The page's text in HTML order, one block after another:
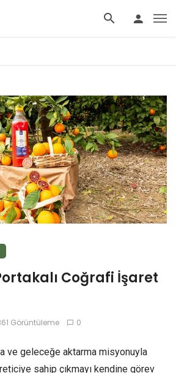
Coğrafi İşaret
Görüntüleme 0
ve geleceğe aktarma misyonuyla
sahip çıkmayı kendine görev